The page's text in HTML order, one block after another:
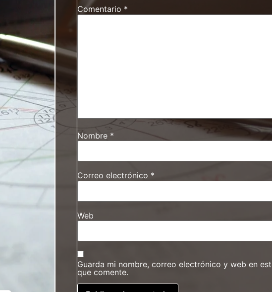
Comentario *
Nombre *
Correo electrónico *
Web
Guarda mi nombre, correo electrónico y web en
que comente.